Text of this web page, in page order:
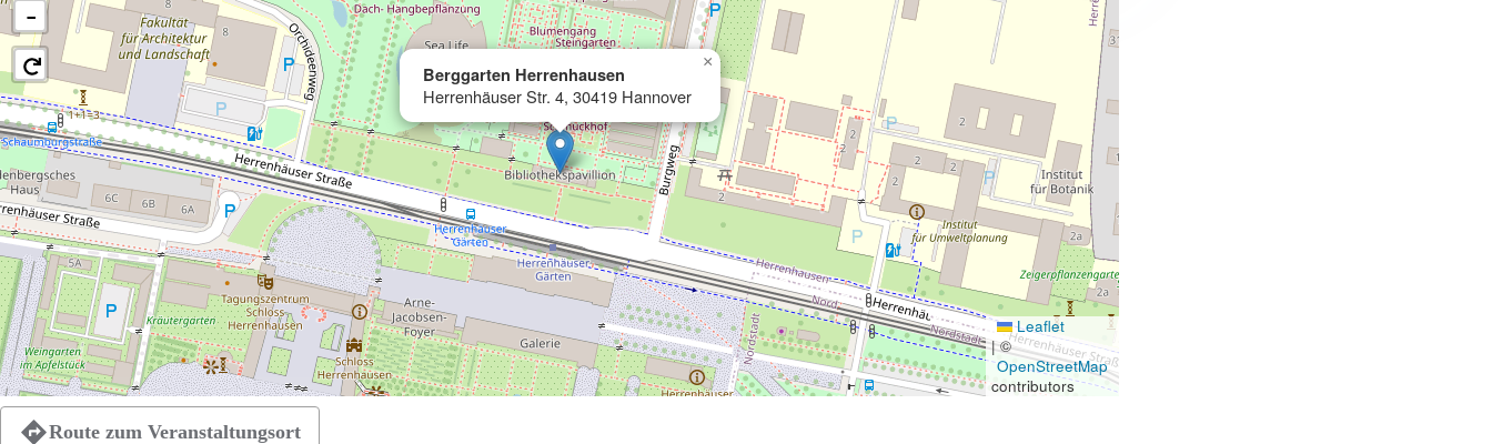
Berggarten Herrenhausen
Herrenhäuser Str. 4, 30419 Hannover
×
−
Leaflet
|©
OpenStreetMap
contributors
Route zum Veranstaltungsort